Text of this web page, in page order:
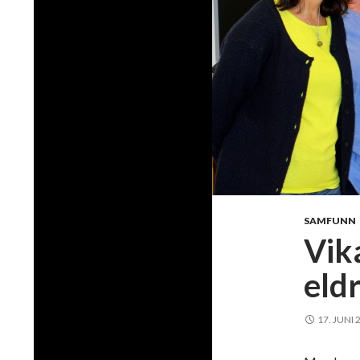
SAMFUNN
17. JUNI